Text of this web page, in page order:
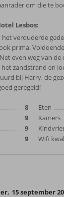
om die te
Lesbos:
het verouderde
prima.
even weg van
zandstrand en
bij Harry, de
geregeld!
8
9
9
9
Eten
Kamers
Wifi
, 15 september